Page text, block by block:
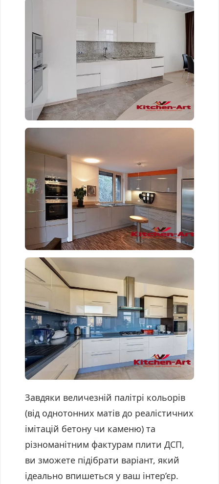
Завдяки величезній палітрі кольорів
(від однотонних матів до реалістичних
імітацій бетону чи каменю) та
різноманітним фактурам плити ДСП,
ви зможете підібрати варіант, який
ідеально впишеться у ваш інтер’єр.